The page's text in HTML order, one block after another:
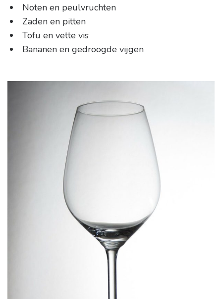
Noten en peulvruchten
Zaden en pitten
Tofu en vette vis
Bananen en gedroogde vijgen